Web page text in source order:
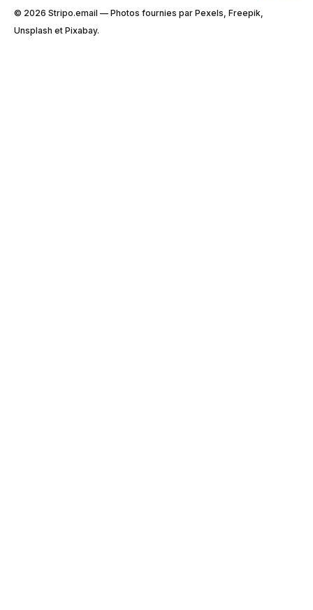
© 2026 Stripо.email — Photos fournies par Pexels, Freepik,
Unsplash et Pixabay.